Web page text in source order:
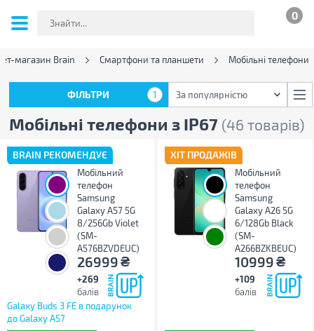
0
магазин Brain Смартфони та планшети Мобільні телефони
Мобільні телефони з IP67 (46 товарів)
ФІЛЬТРИ 1 За популярністю
BRAIN РЕКОМЕНДУЄ
Мобільний
телефон
Samsung
Galaxy A57 5G
8/256Gb Violet
(SM-
A576BZVDEUC)
26999₴
+269
балів
Galaxy Buds 3 FE в подарунок
до Galaxy A57
ХІТ ПРОДАЖІВ
Мобільний
телефон
Samsung
Galaxy A26 5G
6/128Gb Black
(SM-
A266BZKBEUC)
10999₴
+109
балів
ФІЛЬТРИ 1 За популярністю